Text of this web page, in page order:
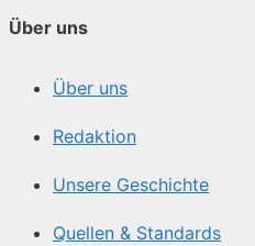
Über uns
Über uns
Redaktion
Unsere Geschichte
Quellen & Standards